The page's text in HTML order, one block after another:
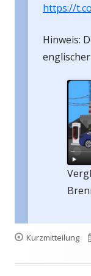
https://
Hinweis:
Format
Kurzmitteilung